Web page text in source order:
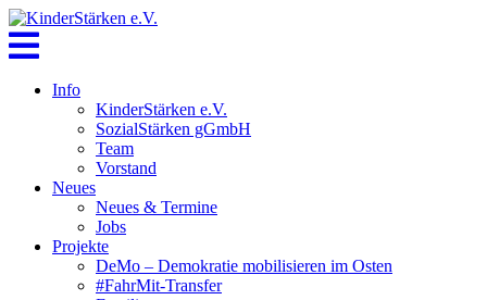
Skip
to
content
Info
KinderStärken e.V.
SozialStärken gGmbH
Team
Vorstand
Neues
Neues & Termine
Jobs
Projekte
DeMo – Demokratie mobilisieren im Osten
#FahrMit-Transfer